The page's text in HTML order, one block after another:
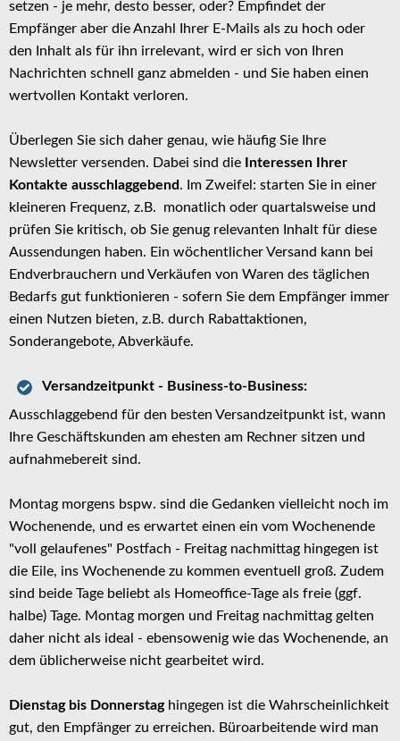
setzen - je mehr, desto besser, oder? Empfindet der
Empfänger aber die Anzahl Ihrer E-Mails als zu hoch oder
den Inhalt als für ihn irrelevant, wird er sich von Ihren
Nachrichten schnell ganz abmelden - und Sie haben einen
wertvollen Kontakt verloren.
Überlegen Sie sich daher genau, wie häufig Sie Ihre
Newsletter versenden. Dabei sind die
Interessen Ihrer
Kontakte ausschlaggebend. Im Zweifel: starten Sie in einer
kleineren Frequenz, z.B. monatlich oder quartalsweise und
prüfen Sie kritisch, ob Sie genug relevanten Inhalt für diese
Aussendungen haben. Ein wöchentlicher Versand kann bei
Endverbrauchern und Verkäufen von Waren des täglichen
Bedarfs gut funktionieren - sofern Sie dem Empfänger immer
einen Nutzen bieten, z.B. durch Rabattaktionen,
Sonderangebote, Abverkäufe.
Versandzeitpunkt - Business-to-Business:
Ausschlaggebend für den besten Versandzeitpunkt ist, wann
Ihre Geschäftskunden am ehesten am Rechner sitzen und
aufnahmebereit sind.
Montag morgens bspw. sind die Gedanken vielleicht noch im
Wochenende, und es erwartet einen ein vom Wochenende
"voll gelaufenes" Postfach - Freitag nachmittag hingegen ist
die Eile, ins Wochenende zu kommen eventuell groß. Zudem
sind beide Tage beliebt als Homeoffice-Tage als freie (ggf.
halbe) Tage. Montag morgen und Freitag nachmittag gelten
daher nicht als ideal - ebensowenig wie das Wochenende, an
dem üblicherweise nicht gearbeitet wird.
Dienstag bis Donnerstag hingegen ist die Wahrscheinlichkeit
gut, den Empfänger zu erreichen. Büroarbeitende wird man